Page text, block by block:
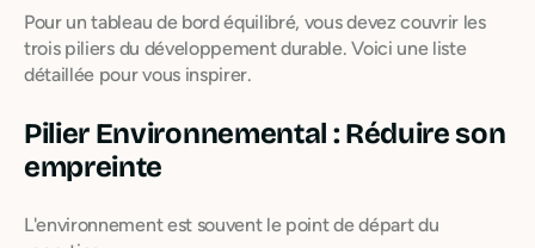
Pour un tableau de bord équilibré, vous devez couvrir les
trois piliers du développement durable. Voici une liste
détaillée pour vous inspirer.
Pilier Environnemental : Réduire son
empreinte
L'environnement est souvent le point de départ du